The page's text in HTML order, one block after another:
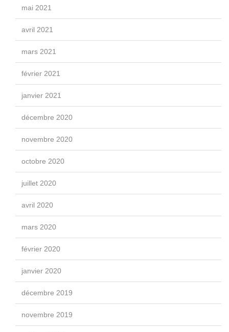
mai 2021
avril 2021
mars 2021
février 2021
janvier 2021
décembre 2020
novembre 2020
octobre 2020
juillet 2020
avril 2020
mars 2020
février 2020
janvier 2020
décembre 2019
novembre 2019